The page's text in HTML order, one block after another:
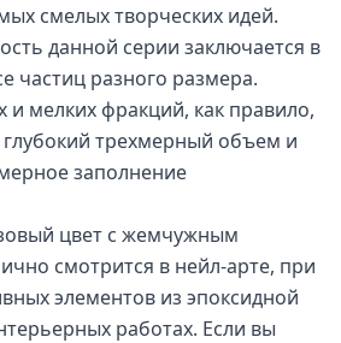
смелых творческих идей.
данной серии заключается в
частиц разного размера.
и мелких фракций, как правило,
глубокий трехмерный объем и
заполнение
цвет с жемчужным
смотрится в нейл-арте, при
элементов из эпоксидной
работах. Если вы